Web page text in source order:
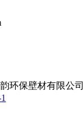
环保壁材有限公司